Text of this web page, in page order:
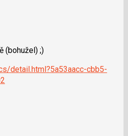
(bohužel) ;)
detail.html?5a53aacc-cbb5-